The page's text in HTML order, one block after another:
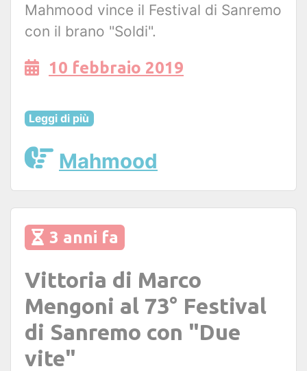
Mahmood vince il Festival di Sanremo
con il brano "Soldi".
10 febbraio 2019
Leggi di più
Mahmood
3 anni fa
Vittoria di Marco
Mengoni al 73° Festival
di Sanremo con "Due
vite"